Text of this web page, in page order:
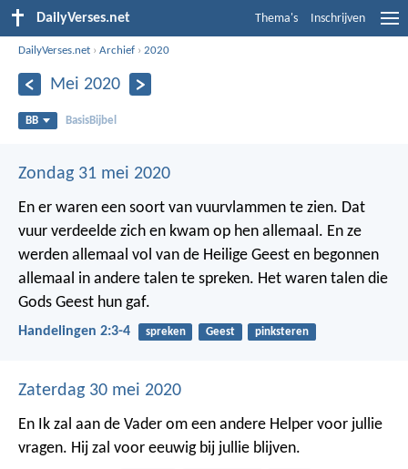
DailyVerses.net Thema's Inschrijven
DailyVerses.net ›Archief ›2020
Mei 2020
BB BasisBijbel
Zondag 31 mei 2020
En er waren een soort van vuurvlammen te zien. Dat
vuur verdeelde zich en kwam op hen allemaal. En ze
werden allemaal vol van de Heilige Geest en begonnen
allemaal in andere talen te spreken. Het waren talen die
Gods Geest hun gaf.
Handelingen 2:3-4 spreken Geest pinksteren
Zaterdag 30 mei 2020
En Ik zal aan de Vader om een andere Helper voor jullie
vragen. Hij zal voor eeuwig bij jullie blijven.